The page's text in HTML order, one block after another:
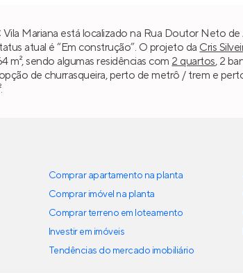
Mariana está localizado na Rua Doutor Neto
atual é “Em construção”. O projeto da Cris
m², sendo algumas residências com 2 quartos, 2
de churrasqueira, perto de metrô / trem e
Comprar apartamento na planta
Comprar imóvel na planta
Comprar terreno em loteamento
Investir em imóveis
Tendências do mercado imobiliário